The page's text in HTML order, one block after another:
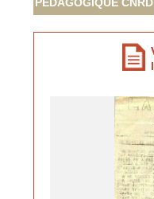
PÉDAGOGIQUE CNRD